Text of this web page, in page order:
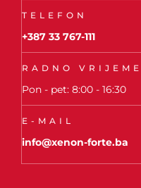
TELEFON
+387 33 767-111
RADNO VRIJEME
Pon - pet: 8:00 - 16:30
E-MAIL
info@xenon-forte.ba